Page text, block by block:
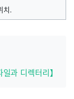
치.
과 디렉터리】